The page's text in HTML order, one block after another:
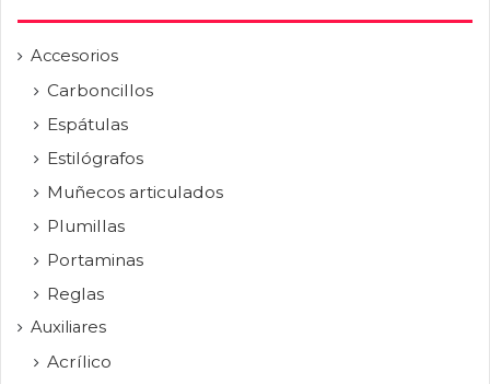
Accesorios
Carboncillos
Espátulas
Estilógrafos
Muñecos articulados
Plumillas
Portaminas
Reglas
Auxiliares
Acrílico